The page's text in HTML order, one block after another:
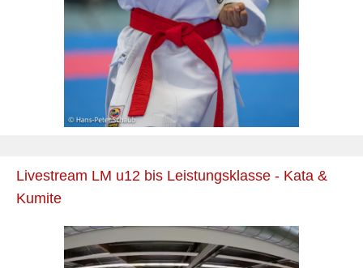
Livestream LM u12 bis Leistungsklasse - Kata &
Kumite